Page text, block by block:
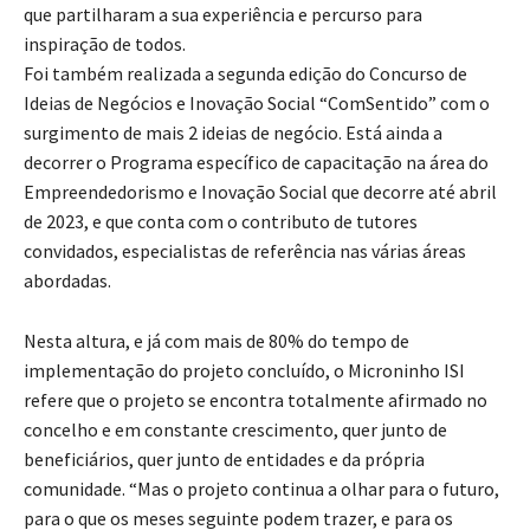
que partilharam a sua experiência e percurso para
inspiração de todos.
Foi também realizada a segunda edição do Concurso de
Ideias de Negócios e Inovação Social “ComSentido” com o
surgimento de mais 2 ideias de negócio. Está ainda a
decorrer o Programa específico de capacitação na área do
Empreendedorismo e Inovação Social que decorre até abril
de 2023, e que conta com o contributo de tutores
convidados, especialistas de referência nas várias áreas
abordadas.
Nesta altura, e já com mais de 80% do tempo de
implementação do projeto concluído, o Microninho ISI
refere que o projeto se encontra totalmente afirmado no
concelho e em constante crescimento, quer junto de
beneficiários, quer junto de entidades e da própria
comunidade. “Mas o projeto continua a olhar para o futuro,
para o que os meses seguinte podem trazer, e para os